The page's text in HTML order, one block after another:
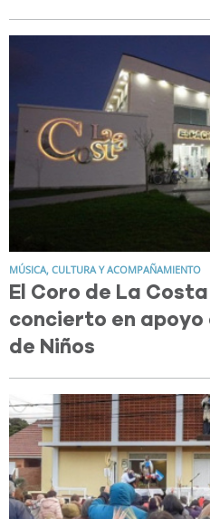
MÚSICA, CULTURA Y ACOMPAÑAMIENTO
El Coro de La
concierto en apoyo
de Niños